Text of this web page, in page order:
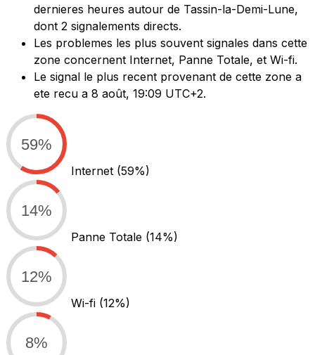
dernieres heures autour de Tassin-la-Demi-Lune,
dont 2 signalements directs.
Les problemes les plus souvent signales dans cette
zone concernent Internet, Panne Totale, et Wi-fi.
Le signal le plus recent provenant de cette zone a
ete recu a 8 août, 19:09 UTC+2.
59%
Internet (59%)
14%
Panne Totale (14%)
12%
Wi-fi (12%)
8%